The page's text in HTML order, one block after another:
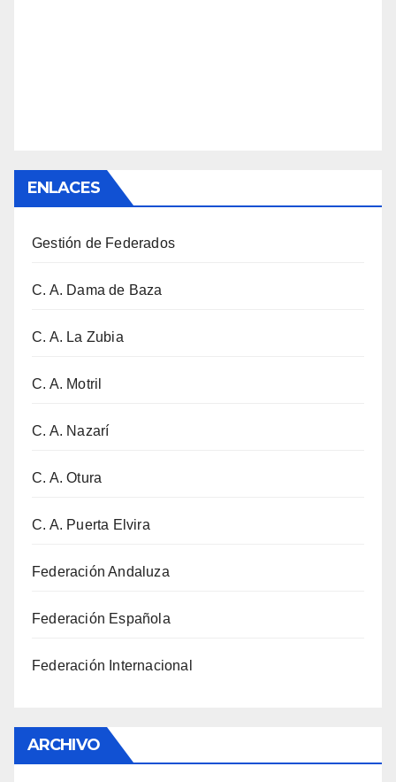
ENLACES
Gestión de Federados
C. A. Dama de Baza
C. A. La Zubia
C. A. Motril
C. A. Nazarí
C. A. Otura
C. A. Puerta Elvira
Federación Andaluza
Federación Española
Federación Internacional
ARCHIVO